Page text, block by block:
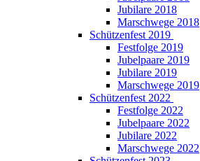
Jubilare 2018
Marschwege 2018
Schützenfest 2019
Festfolge 2019
Jubelpaare 2019
Jubilare 2019
Marschwege 2019
Schützenfest 2022
Festfolge 2022
Jubelpaare 2022
Jubilare 2022
Marschwege 2022